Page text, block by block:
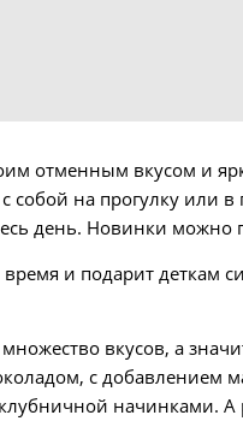
отменным вкусом и
собой на прогулку или
день. Новинки можно
и подарит деткам
вкусов, а
с добавлением
начинками. А